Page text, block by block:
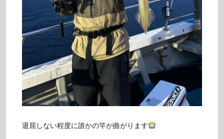
退屈しない程度に誰かの竿が曲がります